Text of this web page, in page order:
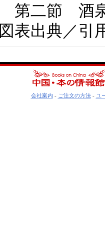
第二節 酒
図表出典／引
会社案内 - ご注文の方法- ユ